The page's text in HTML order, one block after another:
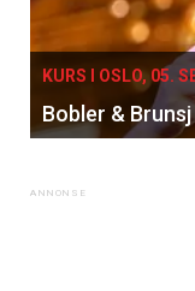
KURS I OSLO, 05.
Bobler & Brunsj